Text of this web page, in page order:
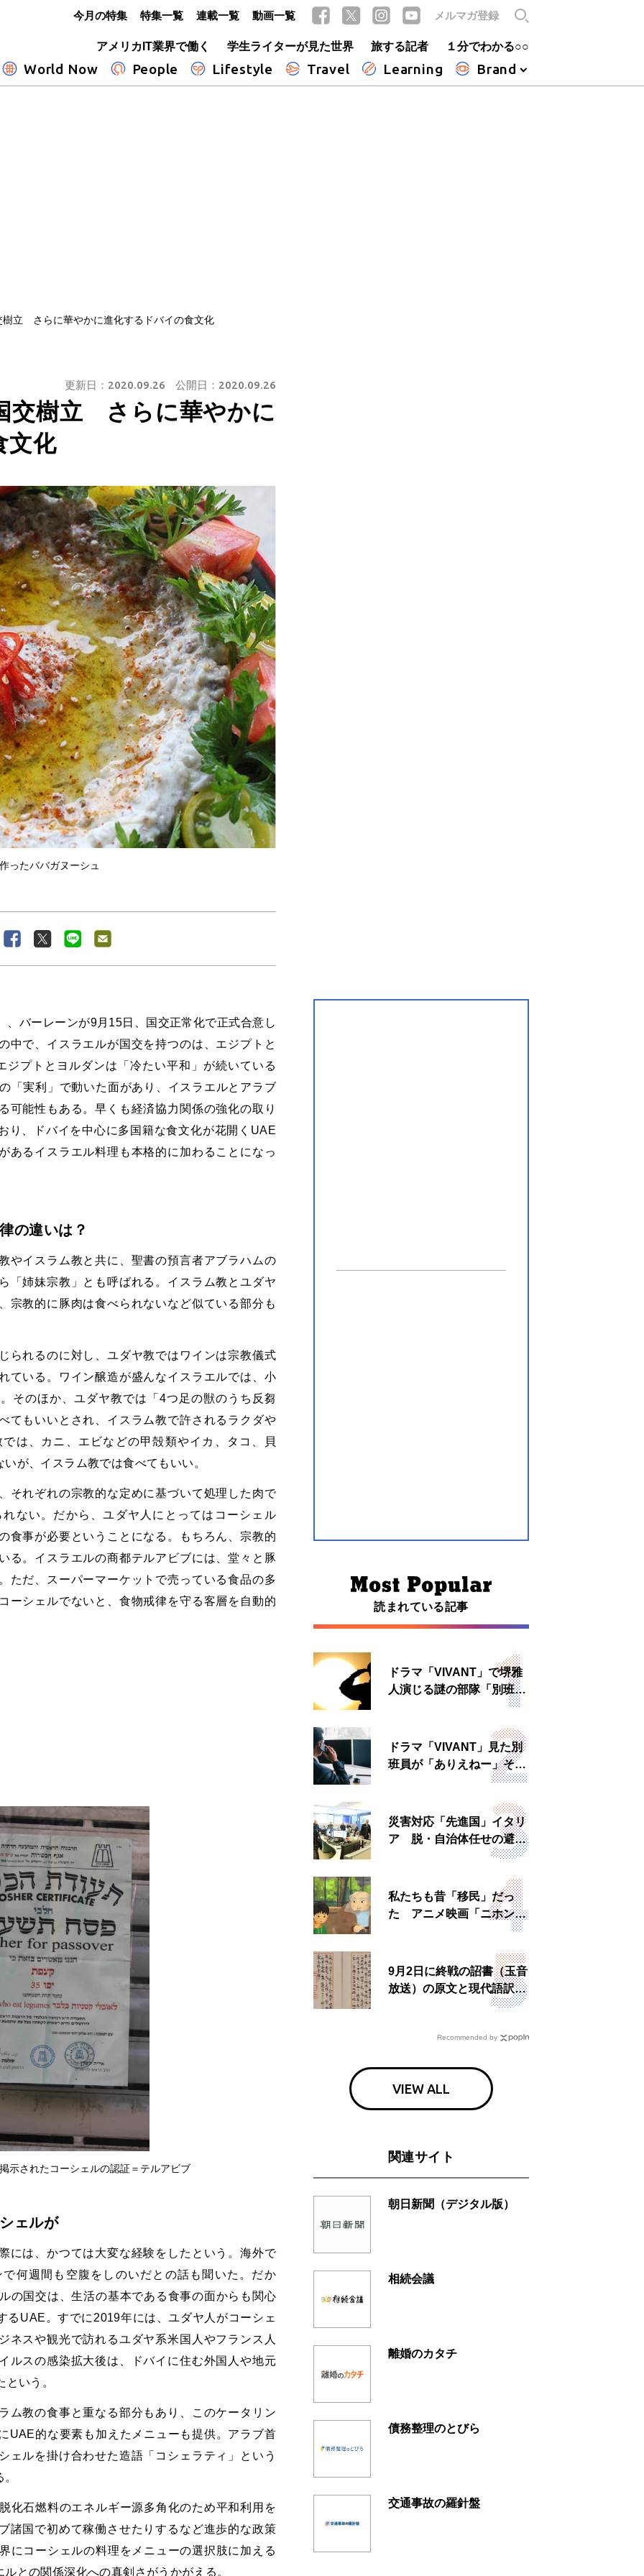
アメリカIT業界で働く
学生ライターが見た世界 旅する記者 １分でわかる○○
World Now People Lifestyle Travel Learning Brand
今月の特集 特集一覧 連載一覧 動画一覧 メルマガ登録
樹立 さらに華やかに進化するドバイの食文化
交樹立 さらに華やかに
文化
更新日： 2020.09.26 公開日： 2020.09.26
ったババガヌーシュ
バーレーンが9月15日、国交正常化で正式合意し
中で、イスラエルが国交を持つのは、エジプトと
プトとヨルダンは「冷たい平和」が続いている
「実利」で動いた面があり、イスラエルとアラブ
可能性もある。早くも経済協力関係の強化の取り
り、ドバイを中心に多国籍な食文化が花開くUAE
あるイスラエル料理も本格的に加わることになっ
の違いは？
やイスラム教と共に、聖書の預言者アブラハムの
「姉妹宗教」とも呼ばれる。イスラム教とユダヤ
宗教的に豚肉は食べられないなど似ている部分も
られるのに対し、ユダヤ教ではワインは宗教儀式
ている。ワイン醸造が盛んなイスラエルでは、小
そのほか、ユダヤ教では「4つ足の獣のうち反芻
てもいいとされ、イスラム教で許されるラクダや
は、カニ、エビなどの甲殻類やイカ、タコ、貝
が、イスラム教では食べてもいい。
それぞれの宗教的な定めに基づいて処理した肉で
ない。だから、ユダヤ人にとってはコーシェル
食事が必要ということになる。もちろん、宗教的
る。イスラエルの商都テルアビブには、堂々と豚
ただ、スーパーマーケットで売っている食品の多
ーシェルでないと、食物戒律を守る客層を自動的
示されたコーシェルの認証＝テルアビブ
ェルが
には、かつては大変な経験をしたという。海外で
何週間も空腹をしのいだとの話も聞いた。だか
の国交は、生活の基本である食事の面からも関心
るUAE。すでに2019年には、ユダヤ人がコーシェ
ネスや観光で訪れるユダヤ系米国人やフランス人
ルスの感染拡大後は、ドバイに住む外国人や地元
いう。
ム教の食事と重なる部分もあり、このケータリン
UAE的な要素も加えたメニューも提供。アラブ首
ェルを掛け合わせた造語「コシェラティ」という
化石燃料のエネルギー源多角化のため平和利用を
諸国で初めて稼働させたりするなど進歩的な政策
にコーシェルの料理をメニューの選択肢に加える
との関係深化への真剣さがうかがえる。
読まれている記事
ドラマ「VIVANT」で堺雅
人演じる謎の部隊「別班」
は実在する？内情知る人物
ドラマ「VIVANT」見た別
班員が「ありえねー」その
理由とは 非公然組織ゆえ
災害対応「先進国」イタリ
ア 脱・自治体任せの避難
所運営、被災者への温かい
私たちも昔「移民」だっ
た アニメ映画「ニホンジ
9月2日に終戦の詔書（玉音
放送）の原文と現代語訳を
読む もう一つの「終戦の
Recommended by
VIEW ALL
関連サイト
朝日新聞（デジタル版）
相続会議
離婚のカタチ
債務整理のとびら
交通事故の羅針盤